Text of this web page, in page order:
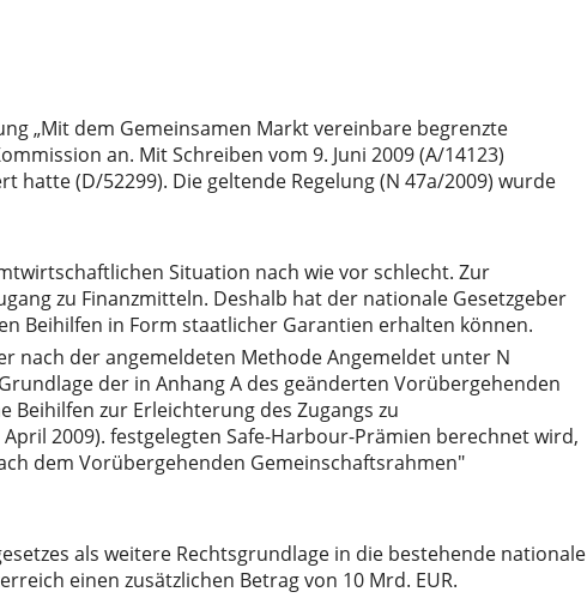
„Mit dem Gemeinsamen Markt vereinbare begrenzte
an. Mit Schreiben vom 9. Juni 2009 (A/14123)
(D/52299). Die geltende Regelung (N 47a/2009) wurde
Situation nach wie vor schlecht. Zur
zu Finanzmitteln. Deshalb hat der nationale Gesetzgeber
Beihilfen in Form staatlicher Garantien erhalten können.
nach der angemeldeten Methode Angemeldet unter N
der in Anhang A des geänderten Vorübergehenden
zur Erleichterung des Zugangs zu
2009). festgelegten Safe-Harbour-Prämien berechnet wird,
dem Vorübergehenden Gemeinschaftsrahmen"
als weitere Rechtsgrundlage in die bestehende nationale
einen zusätzlichen Betrag von 10 Mrd. EUR.